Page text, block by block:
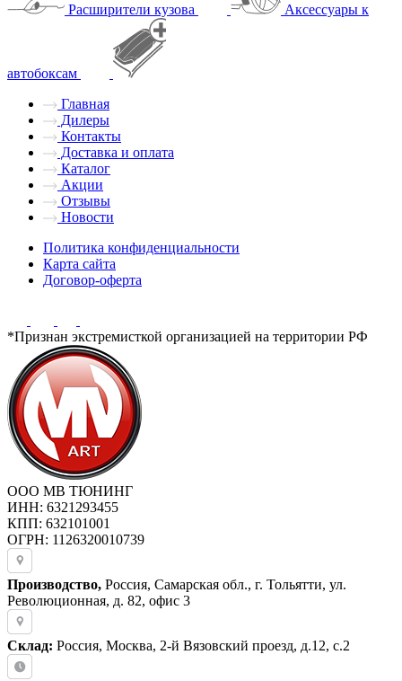
Расширители кузова Аксессуары к
автобоксам
Главная
Дилеры
Контакты
Доставка и оплата
Каталог
Акции
Отзывы
Новости
Политика конфиденциальности
Карта сайта
Договор-оферта
*Признан экстремисткой организацией на территории РФ
ООО МВ ТЮНИНГ
ИНН: 6321293455
КПП: 632101001
ОГРН: 1126320010739
Производство, Россия, Самарская обл., г. Тольятти, ул.
Революционная, д. 82, офис 3
Склад: Россия, Москва, 2-й Вязовский проезд, д.12, с.2